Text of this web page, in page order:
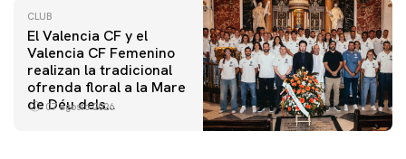
CLUB
El Valencia CF y el
Valencia CF Femenino
realizan la tradicional
ofrenda floral a la Mare
de Déu dels
07 agosto 2026